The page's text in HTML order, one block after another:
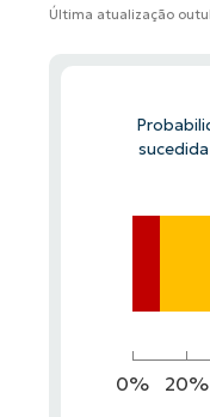
Última atualização
0% 20%